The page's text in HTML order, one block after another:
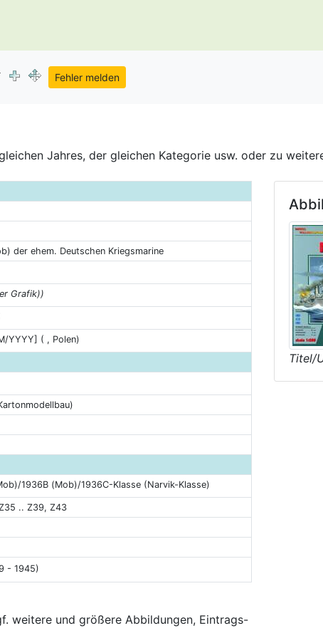
Jahres, der gleichen Kategorie usw. oder zu
der ehem. Deutschen Kriegsmarine
Grafik))
YYYY] ( , Polen)
1936B (Mob)/1936C-Klasse (Narvik-Klasse)
.. Z39, Z43
- 1945)
weitere und größere Abbildungen, Eintrags-
Titel/